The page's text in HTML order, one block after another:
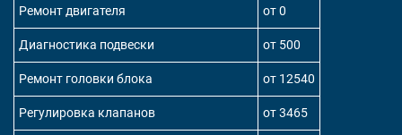
Ремонт двигателя от 0
Диагностика подвески от 500
Ремонт головки блока от 12540
Регулировка клапанов от 3465